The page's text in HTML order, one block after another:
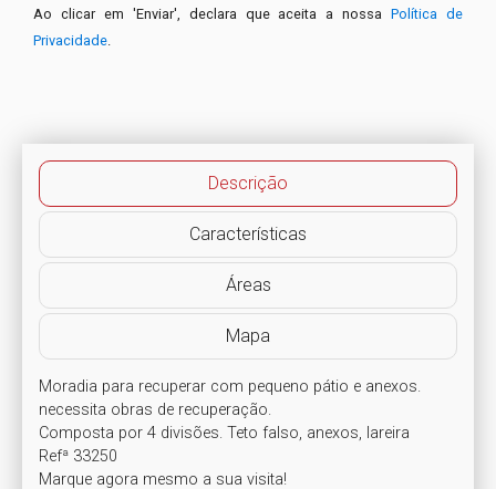
Ao clicar em 'Enviar', declara que aceita a nossaPolítica de
Privacidade
Descrição
Características
Áreas
Mapa
Moradia para recuperar com pequeno pátio e anexos.
necessita obras de recuperação.
Composta por 4 divisões. Teto falso, anexos, lareira
Refª 33250
Marque agora mesmo a sua visita!